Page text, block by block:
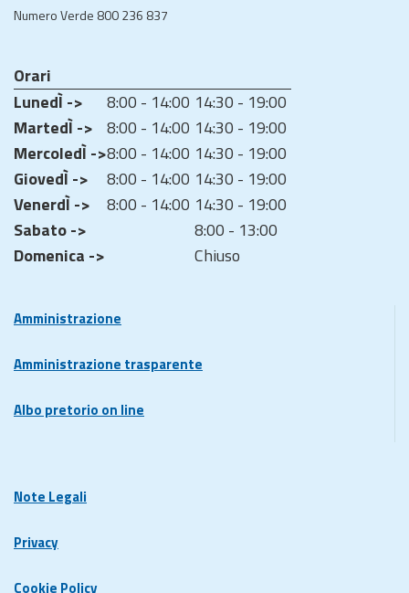
Numero Verde 800 236 837
Orari
LunedÌ ->
8:00 - 14:00 14:30 - 19:00
MartedÌ -> 8:00 - 14:00 14:30 - 19:00
MercoledÌ ->8:00 - 14:00 14:30 - 19:00
GiovedÌ ->
8:00 - 14:00 14:30 - 19:00
VenerdÌ ->
8:00 - 14:00 14:30 - 19:00
Sabato ->
8:00 - 13:00
Domenica ->
Chiuso
Amministrazione
Amministrazione trasparente
Albo pretorio on line
Note Legali
Privacy
Cookie Policy